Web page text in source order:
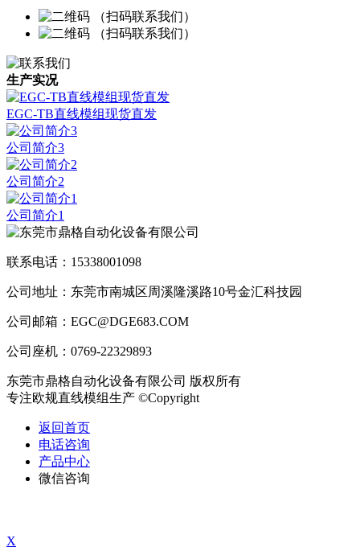
（扫码联系我们）
（扫码联系我们）
生产实况
EGC-TB直线模组现货直发
公司简介3
公司简介2
公司简介1
联系电话：15338001098
公司地址：东莞市南城区周溪隆溪路10号金汇科技园
公司邮箱：EGC@DGE683.COM
公司座机：0769-22329893
东莞市鼎格自动化设备有限公司 版权所有
专注欧规直线模组生产 ©Copyright
返回首页
电话咨询
产品中心
微信咨询
X